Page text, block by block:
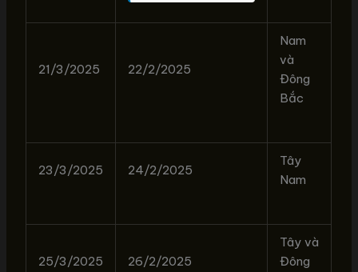
21/3/2025 22/2/2025
Nam
và
Đông
Bắc
23/3/2025 24/2/2025
Tây
Nam
25/3/2025 26/2/2025
Tây và
Đông